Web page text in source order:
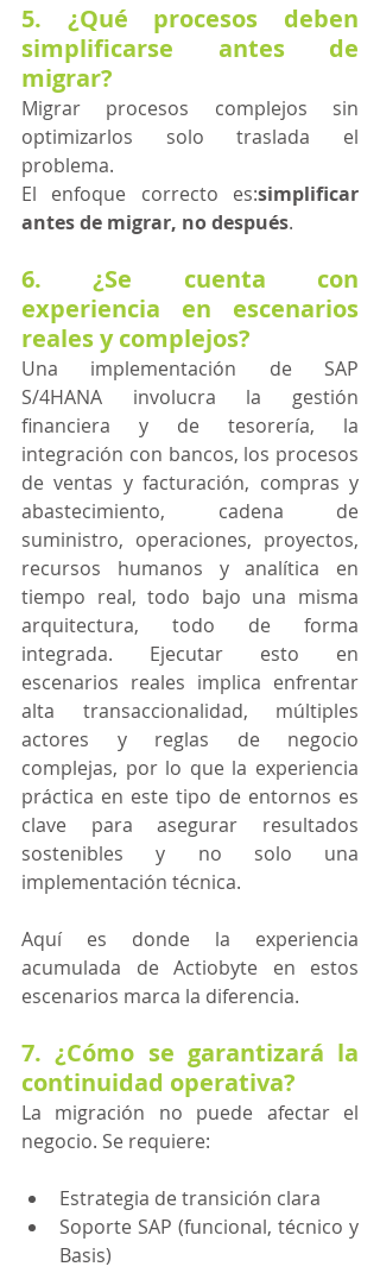
5. ¿Qué procesos deben
simplificarse antes de
migrar?
Migrar procesos complejos sin
optimizarlos solo traslada el
problema.
El enfoque correcto es:simplificar
antes de migrar, no después.
6. ¿Se cuenta con
experiencia en escenarios
reales y complejos?
Una implementación de SAP
S/4HANA involucra la gestión
financiera y de tesorería, la
integración con bancos, los procesos
de ventas y facturación, compras y
abastecimiento, cadena de
suministro, operaciones, proyectos,
recursos humanos y analítica en
tiempo real, todo bajo una misma
arquitectura, todo de forma
integrada. Ejecutar esto en
escenarios reales implica enfrentar
alta transaccionalidad, múltiples
actores y reglas de negocio
complejas, por lo que la experiencia
práctica en este tipo de entornos es
clave para asegurar resultados
sostenibles y no solo una
implementación técnica.
Aquí es donde la experiencia
acumulada de Actiobyte en estos
escenarios marca la diferencia.
7. ¿Cómo se garantizará la
continuidad operativa?
La migración no puede afectar el
negocio. Se requiere:
Estrategia de transición clara
Soporte SAP (funcional, técnico y
Basis)